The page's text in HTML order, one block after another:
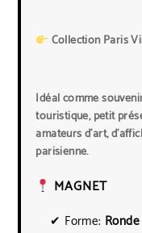
Collection Paris
Idéal comme
touristique, petit
amateurs d’art,
parisienne.
MAGNET
✔ Forme: